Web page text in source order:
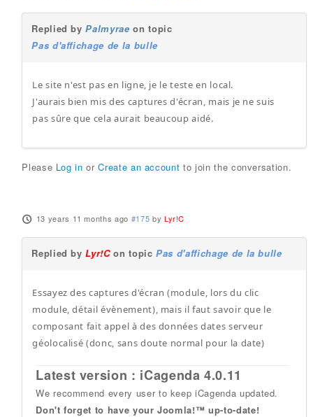
Replied byPalmyrae on topic
Pas d'affichage de la bulle
Le site n'est pas en ligne, je le teste en local.
J'aurais bien mis des captures d'écran, mais je ne suis
pas sûre que cela aurait beaucoup aidé.
Please Log in orCreate an account to join the conversation.
13 years 11 months ago #175 by Lyr!C
Replied byLyr!Con topicPas d'affichage de la bulle
Essayez des captures d'écran (module, lors du clic
module, détail évènement), mais il faut savoir que le
composant fait appel à des données dates serveur
géolocalisé (donc, sans doute normal pour la date)
Latest version : iCagenda 4.0.11
We recommend every user to keep iCagenda updated.
Don't forget to have your Joomla!™ up-to-date!